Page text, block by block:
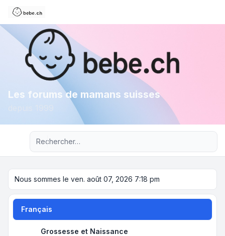
Les forums de mamans suisses
Recherche avancée
Nous sommes le ven. août 07, 2026 7:18 pm
Français
Grossesse et Naissance